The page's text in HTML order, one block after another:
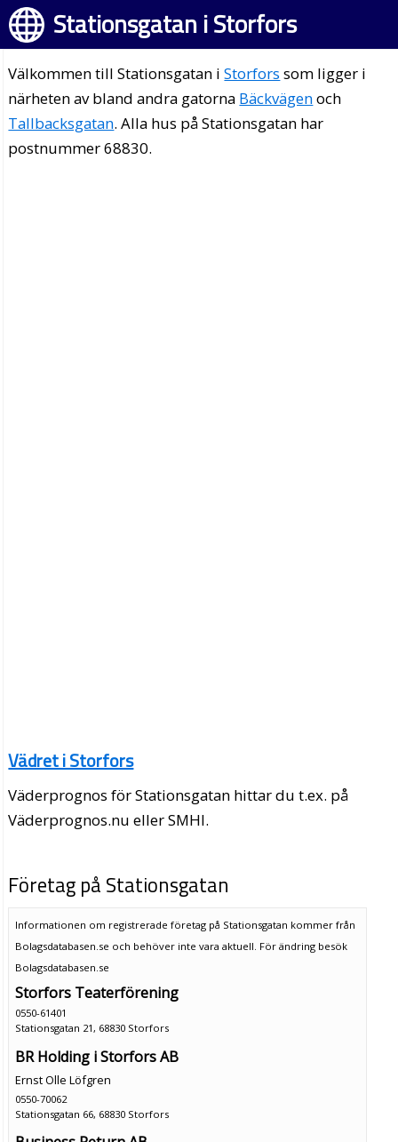
Stationsgatan i Storfors
Välkommen till Stationsgatan iStorfors som ligger i
närheten av bland andra gatorna Bäckvägenoch
Tallbacksgatan. Alla hus på Stationsgatan har
postnummer 68830.
Vädret i Storfors
Väderprognos för Stationsgatan hittar du t.ex. på
Väderprognos.nu eller SMHI.
Företag på Stationsgatan
Informationen om registrerade företag på Stationsgatan kommer från
Bolagsdatabasen.se och behöver inte vara aktuell. För ändring besök
Bolagsdatabasen.se
Storfors Teaterförening
0550-61401
Stationsgatan 21, 68830 Storfors
BR Holding i Storfors AB
Ernst Olle Löfgren
0550-70062
Stationsgatan 66, 68830 Storfors